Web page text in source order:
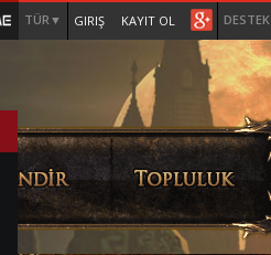
TÜR▼ GIRIŞ KAYIT OL DESTEK